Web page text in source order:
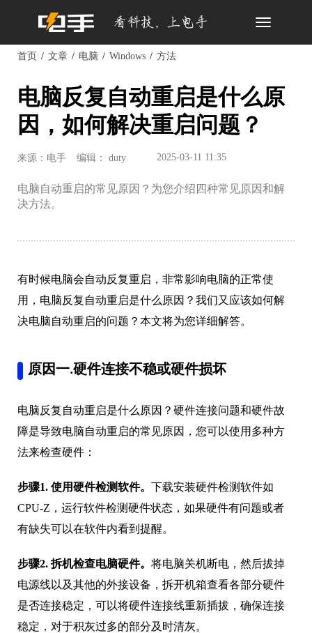
Toggle
首页 文章 电脑 Windows 方法
电脑反复自动重启是什么原
因，如何解决重启问题？
来源：电手 编辑： duty 2025-03-11 11:35
电脑自动重启的常见原因？为您介绍四种常见原因和解
决方法。
有时候电脑会自动反复重启，非常影响电脑的正常使
用，电脑反复自动重启是什么原因？我们又应该如何解
决电脑自动重启的问题？本文将为您详细解答。
原因一.硬件连接不稳或硬件损坏
电脑反复自动重启是什么原因？硬件连接问题和硬件故
障是导致电脑自动重启的常见原因，您可以使用多种方
法来检查硬件：
步骤1. 使用硬件检测软件。 下载安装硬件检测软件如
CPU-Z，运行软件检测硬件状态，如果硬件有问题或者
有缺失可以在软件内看到提醒。
步骤2. 拆机检查电脑硬件。 将电脑关机断电，然后拔掉
电源线以及其他的外接设备，拆开机箱查看各部分硬件
是否连接稳定，可以将硬件连接线重新插拔，确保连接
稳定，对于积灰过多的部分及时清灰。